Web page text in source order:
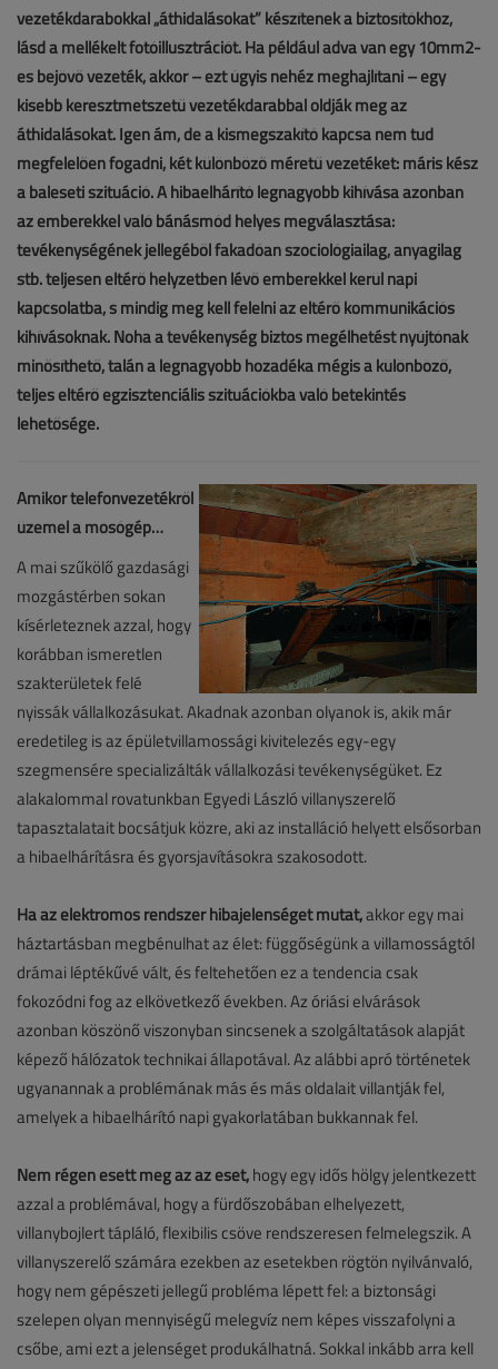
Amikor telefonvezetékről
üzemel a mosógép…
A mai szűkölő gazdasági
mozgástérben sokan
kísérleteznek azzal, hogy
korábban ismeretlen
szakterületek felé
nyissák vállalkozásukat. Akadnak azonban olyanok is, akik már
eredetileg is az épületvillamossági kivitelezés egy-egy
szegmensére specializálták vállalkozási tevékenységüket. Ez
alakalommal rovatunkban Egyedi László villanyszerelő
tapasztalatait bocsátjuk közre, aki az installáció helyett elsősorban
a hibaelhárításra és gyorsjavításokra szakosodott.
Ha az elektromos rendszer hibajelenséget mutat,akkor egy mai
háztartásban megbénulhat az élet: függőségünk a villamosságtól
drámai léptékűvé vált, és feltehetően ez a tendencia csak
fokozódni fog az elkövetkező években. Az óriási elvárások
azonban köszönő viszonyban sincsenek a szolgáltatások alapját
képező hálózatok technikai állapotával. Az alábbi apró történetek
ugyanannak a problémának más és más oldalait villantják fel,
amelyek a hibaelhárító napi gyakorlatában bukkannak fel.
Nem régen esett meg az az eset,hogy egy idős hölgy jelentkezett
azzal a problémával, hogy a fürdőszobában elhelyezett,
villanybojlert tápláló, flexibilis csöve rendszeresen felmelegszik. A
villanyszerelő számára ezekben az esetekben rögtön nyilvánvaló,
hogy nem gépészeti jellegű probléma lépett fel: a biztonsági
szelepen olyan mennyiségű melegvíz nem képes visszafolyni a
csőbe, ami ezt a jelenséget produkálhatná. Sokkal inkább arra kell